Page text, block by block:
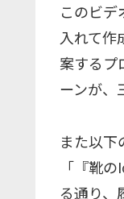
このビ
入れて作
案するプ
ーンが、
また以
「『靴
る通り、